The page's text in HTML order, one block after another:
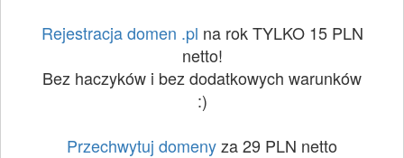
Rejestracja domen .pl na rok TYLKO 15 PLN
netto!
Bez haczyków i bez dodatkowych warunków
:)
Przechwytuj domenyza 29 PLN netto